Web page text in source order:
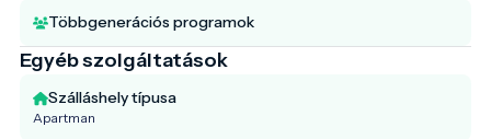
Többgenerációs programok
Egyéb szolgáltatások
Szálláshely típusa
Apartman